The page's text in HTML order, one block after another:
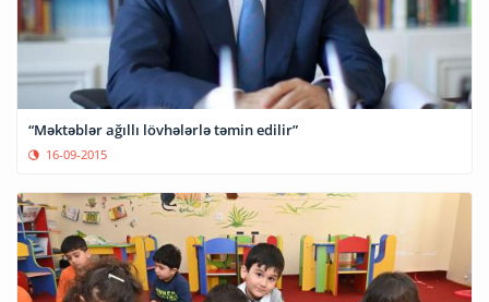
“Məktəblər ağıllı lövhələrlə təmin edilir”
16-09-2015